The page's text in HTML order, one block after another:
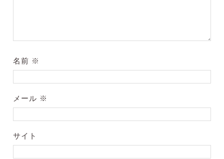
名前 ※
メール ※
サイト